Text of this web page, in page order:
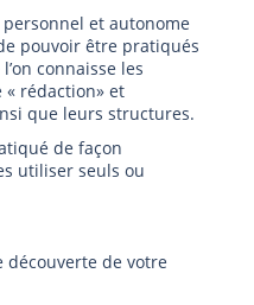
et autonome
pouvoir être pratiqués
connaisse les
« rédaction» et
que leurs structures.
de façon
utiliser seuls ou
de votre